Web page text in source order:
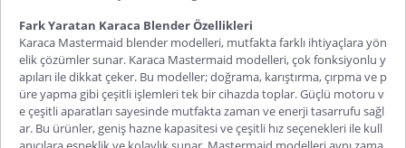
Fark Yaratan Karaca Blender Özellikleri
Karaca Mastermaid blender modelleri, mutfakta farklı ihtiyaçlara yön
elik çözümler sunar. Karaca Mastermaid modelleri, çok fonksiyonlu y
apıları ile dikkat çeker. Bu modeller; doğrama, karıştırma, çırpma ve p
üre yapma gibi çeşitli işlemleri tek bir cihazda toplar. Güçlü motoru v
e çeşitli aparatları sayesinde mutfakta zaman ve enerji tasarrufu sağl
ar. Bu ürünler, geniş hazne kapasitesi ve çeşitli hız seçenekleri ile kull